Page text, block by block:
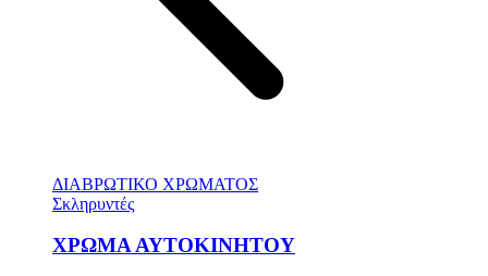
ΔΙΑΒΡΩΤΙΚΟ ΧΡΩΜΑΤΟΣ
Σκληρυντές
ΧΡΩΜΑ ΑΥΤΟΚΙΝΗΤΟΥ